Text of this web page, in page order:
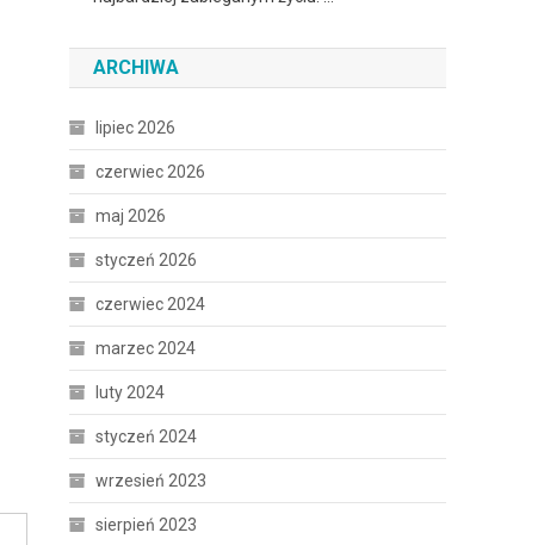
ARCHIWA
lipiec 2026
czerwiec 2026
maj 2026
styczeń 2026
czerwiec 2024
marzec 2024
luty 2024
styczeń 2024
wrzesień 2023
sierpień 2023